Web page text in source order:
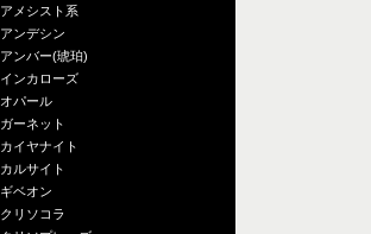
アメシスト系
アンデシン
アンバー(琥珀)
インカローズ
オパール
ガーネット
カイヤナイト
カルサイト
ギベオン
クリソコラ